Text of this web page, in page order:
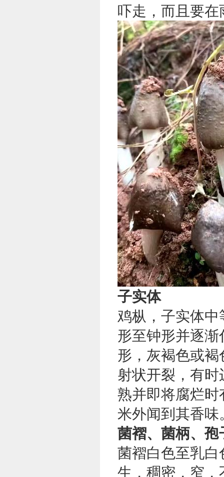
吓走，而且要
子实体
鸡枞，子实体中
形至钟形并逐
形，灰褐色或褐
射状开裂，有
熟并即将腐烂时
米外闻到其香
菌褶、菌柄、孢
菌褶白色至乳
生，稠密 ，窄